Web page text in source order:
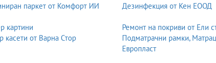
булчинска рокля
се срещнете с дизайнер, е добре да си дадете отговор на
паркет от Комфорт ИИ Дезинфекция от Кен ЕООД
картини Ремонт на покриви от Ели
касети от Варна Стор
Подматрачни рамки,
Европласт